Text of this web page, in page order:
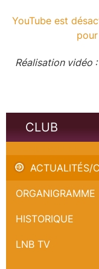
YouTube est
Réalisation vidéo
CLUB
ACTUALITÉS/
ORGANIGRAMME
HISTORIQUE
LNB TV